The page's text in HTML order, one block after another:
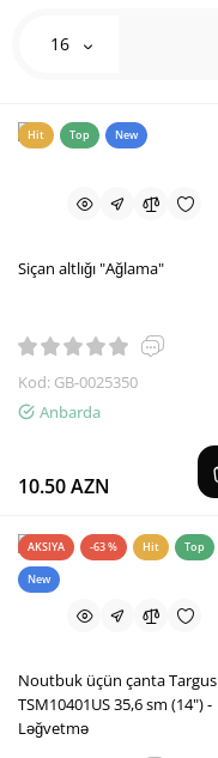
16
Hit Top New
Siçan altlığı "Ağlama"
Kod: GB-0025350
Anbarda
10.50 AZN
AKSIYA -63 % Hit Top
New
Noutbuk üçün çanta Targus
TSM10401US 35,6 sm (14") -
Ləğvetmə